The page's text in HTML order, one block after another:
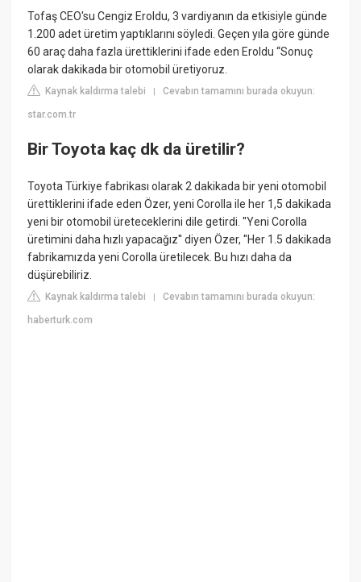
Tofaş CEO'su Cengiz Eroldu, 3 vardiyanın da etkisiyle günde
1.200 adet üretim yaptıklarını söyledi. Geçen yıla göre günde
60 araç daha fazla ürettiklerini ifade eden Eroldu “Sonuç
olarak dakikada bir otomobil üretiyoruz.
Kaynak kaldırma talebi |Cevabın tamamını burada okuyun:
star.com.tr
Bir Toyota kaç dk da üretilir?
Toyota Türkiye fabrikası olarak 2 dakikada bir yeni otomobil
ürettiklerini ifade eden Özer, yeni Corolla ile her 1,5 dakikada
yeni bir otomobil üreteceklerini dile getirdi. ''Yeni Corolla
üretimini daha hızlı yapacağız'' diyen Özer, ''Her 1.5 dakikada
fabrikamızda yeni Corolla üretilecek. Bu hızı daha da
düşürebiliriz.
Kaynak kaldırma talebi |Cevabın tamamını burada okuyun:
haberturk.com